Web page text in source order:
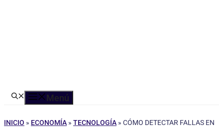
Menú
INICIO » ECONOMÍA » TECNOLOGÍA » CÓMO DETECTAR FALLAS EN